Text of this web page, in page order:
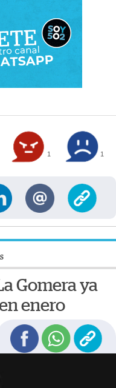
1 1
Gomera ya
enero